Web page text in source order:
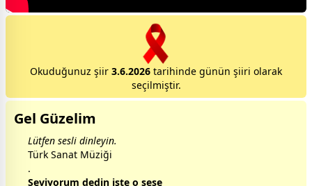
Okuduğunuz şiir 3.6.2026 tarihinde günün şiiri olarak
seçilmiştir.
Gel Güzelim
Lütfen sesli dinleyin.
Türk Sanat Müziği
.
Seviyorum dedin işte o sese